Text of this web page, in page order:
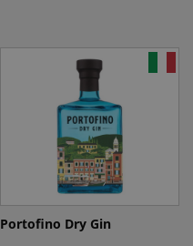
Portofino Dry Gin